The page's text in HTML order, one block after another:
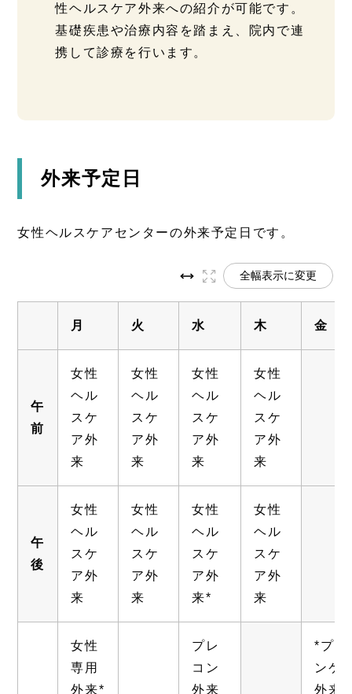
性ヘルスケア外来への紹介が可能です。
基礎疾患や治療内容を踏まえ、院内で連
携して診療を行います。
外来予定日
女性ヘルスケアセンターの外来予定日です。
全幅表示に変更
月 火 水 木 金
午
前
女性
ヘル
スケ
ア外
来
女性
ヘル
スケ
ア外
来
女性
ヘル
スケ
ア外
来
女性
ヘル
スケ
ア外
来
午
後
女性
ヘル
スケ
ア外
来
女性
ヘル
スケ
ア外
来
女性
ヘル
スケ
ア外
来*
女性
ヘル
スケ
ア外
来
女性
専用
外来*
プレ
コン
外来
*プレ
ンケ
外来